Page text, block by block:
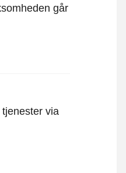
går
via